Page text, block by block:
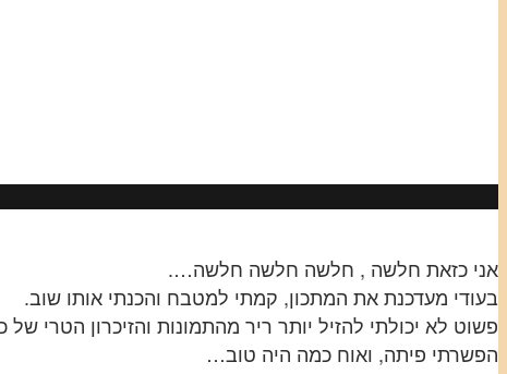
אני כזאת חלשה , חלשה חלשה חלשה….
בעודי מעדכנת את המתכון, קמתי למטבח והכנתי אותו שוב.
פשוט לא יכולתי להזיל יותר ריר מהתמונות והזיכרון הטרי
הפשרתי פיתה, ואוח כמה היה טוב…